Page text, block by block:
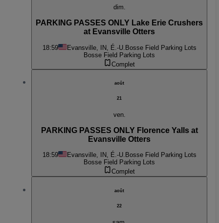
dim.
PARKING PASSES ONLY Lake Erie Crushers
at Evansville Otters
18:59 Evansville, IN, É.-U. Bosse Field Parking Lots
Bosse Field Parking Lots
Complet
août
21
ven.
PARKING PASSES ONLY Florence Yalls at
Evansville Otters
18:59 Evansville, IN, É.-U. Bosse Field Parking Lots
Bosse Field Parking Lots
Complet
août
22